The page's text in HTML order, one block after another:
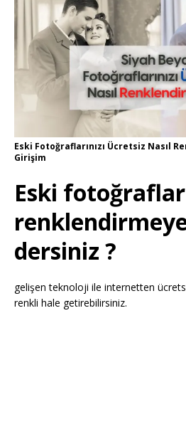
Eski Fotoğraflarınızı Ücretsiz Nasıl
Girişim
Eski
dersiniz ?
gelişen teknoloji ile internetten
renkli hale getirebilirsiniz.